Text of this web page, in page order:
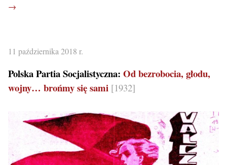
→
11 października 2018 r.
Polska Partia Socjalistyczna: Od bezrobocia, głodu,
wojny… brońmy się sami [1932]